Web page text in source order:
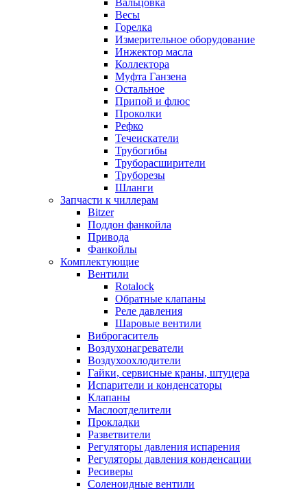
Вальцовка
Весы
Горелка
Измерительное оборудование
Инжектор масла
Коллектора
Муфта Ганзена
Остальное
Припой и флюс
Проколки
Рефко
Течеискатели
Трубогибы
Труборасширители
Труборезы
Шланги
Запчасти к чиллерам
Bitzer
Поддон фанкойла
Привода
Фанкойлы
Комплектующие
Вентили
Rotalock
Обратные клапаны
Реле давления
Шаровые вентили
Виброгаситель
Воздухонагреватели
Воздухоохлодители
Гайки, сервисные краны, штуцера
Испарители и конденсаторы
Клапаны
Маслоотделители
Прокладки
Разветвители
Регуляторы давления испарения
Регуляторы давления конденсации
Ресиверы
Соленоидные вентили